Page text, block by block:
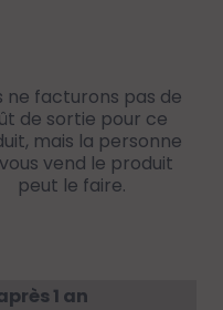
ne facturons pas de
de sortie pour ce
mais la personne
vend le produit
peut le faire.
1 an